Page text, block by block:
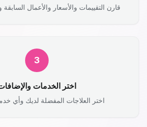
قارن التقييمات والأسعار والأعمال السابقة
3
اختر الخدمات
اختر العلاجات المفضلة لديك وأي